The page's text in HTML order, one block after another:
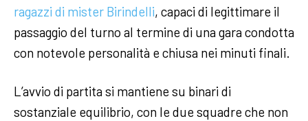
ragazzi di mister Birindelli, capaci di legittimare il
passaggio del turno al termine di una gara condotta
con notevole personalità e chiusa nei minuti finali.
L’avvio di partita si mantiene su binari di
sostanziale equilibrio, con le due squadre che non